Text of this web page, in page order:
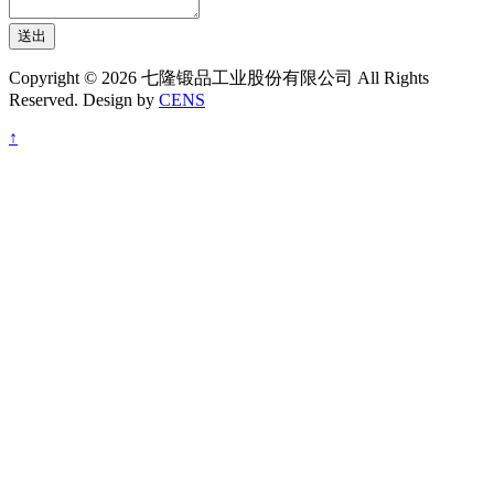
送出
Copyright © 2026 七隆锻品工业股份有限公司 All Rights
Reserved. Design by CENS
↑